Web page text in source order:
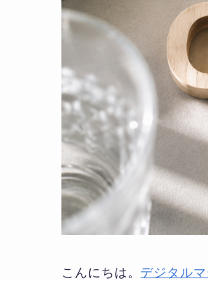
こんにちは。 デジタル